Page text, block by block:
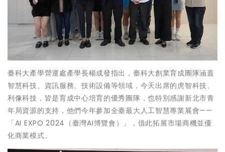
臺科大產學營運處產學長楊成發指出，臺科大創業育成團隊涵蓋
智慧科技、資訊服務、技術設備等領域，今天出席的虎智科技、
利像科技，皆是育成中心培育的優秀團隊，也特別感謝新北市青
年局資源的支持，他們今年參加全臺最大人工智慧專業展會——
「AI EXPO 2024（臺灣AI博覽會）」，借此拓展市場商機並優
化商業模式。